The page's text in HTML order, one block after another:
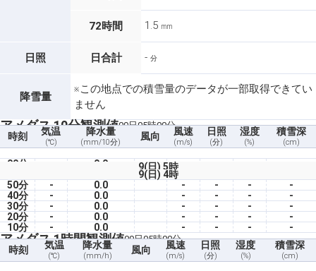
72時間 1.5 mm
日照 日合計 - 分
降雪量
※この地点での積雪量のデータが一部取得できてい
ません
アメダス 10分観測値09日05時00分
時刻 気温
(℃)
降水量
(mm/10分)
風向 風速
(m/s)
日照
(分)
湿度
(%)
積雪深
(cm)
9(日) 5時
00分 0.0
9(日) 4時
50分
- 0.0 - - -
-
40分
- 0.0 - - -
-
30分
- 0.0 - - -
-
20分
- 0.0 - - -
-
10分
- 0.0 - - - -
アメダス 1時間観測値09日05時00分
時刻 気温
(℃)
降水量
(mm/h)
風向 風速
(m/s)
日照
(分)
湿度
(%)
積雪深
(cm)